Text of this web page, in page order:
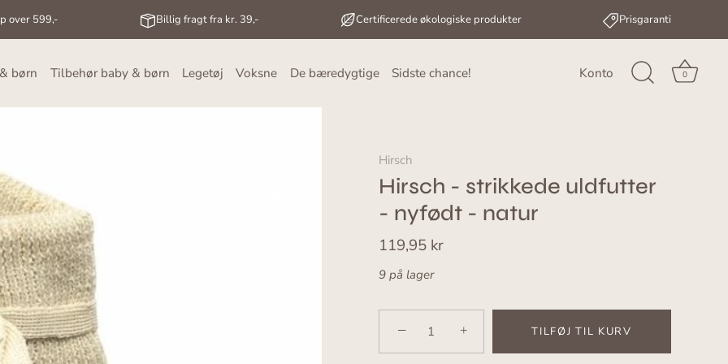
over 599,- Billig fragt fra kr. 39,- Certificerede økologiske produkter Prisgaranti
børn Tilbehør baby & børn Legetøj Voksne De bæredygtige Sidste chance! Konto 0
Hirsch
Hirsch - strikkede uldfutter
- nyfødt - natur
119,95 kr
9 på lager
− + TILFØJ TIL KURV